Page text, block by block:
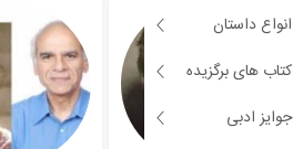
انواع داستان
کتاب های برگزیده
جوایز ادبی